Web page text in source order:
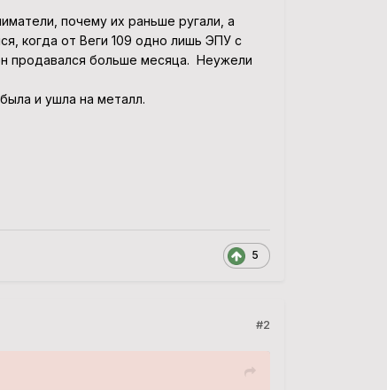
почему их раньше ругали, а
когда от Веги 109 одно лишь ЭПУ с
продавался больше месяца. Неужели
и ушла на металл.
5
#2